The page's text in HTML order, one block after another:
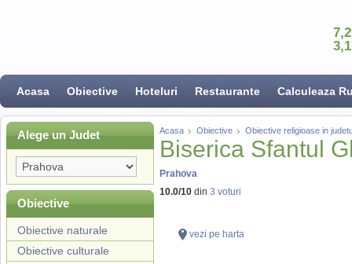
Acasa Obiective Hoteluri Restaurante Calculeaza
Alege un Judet
Obiective
Obiective naturale
Obiective culturale
Acasa Obiective Obiective religioase in
Biserica Sfantul
Prahova
10.0/10 din 3 voturi
vezi pe harta